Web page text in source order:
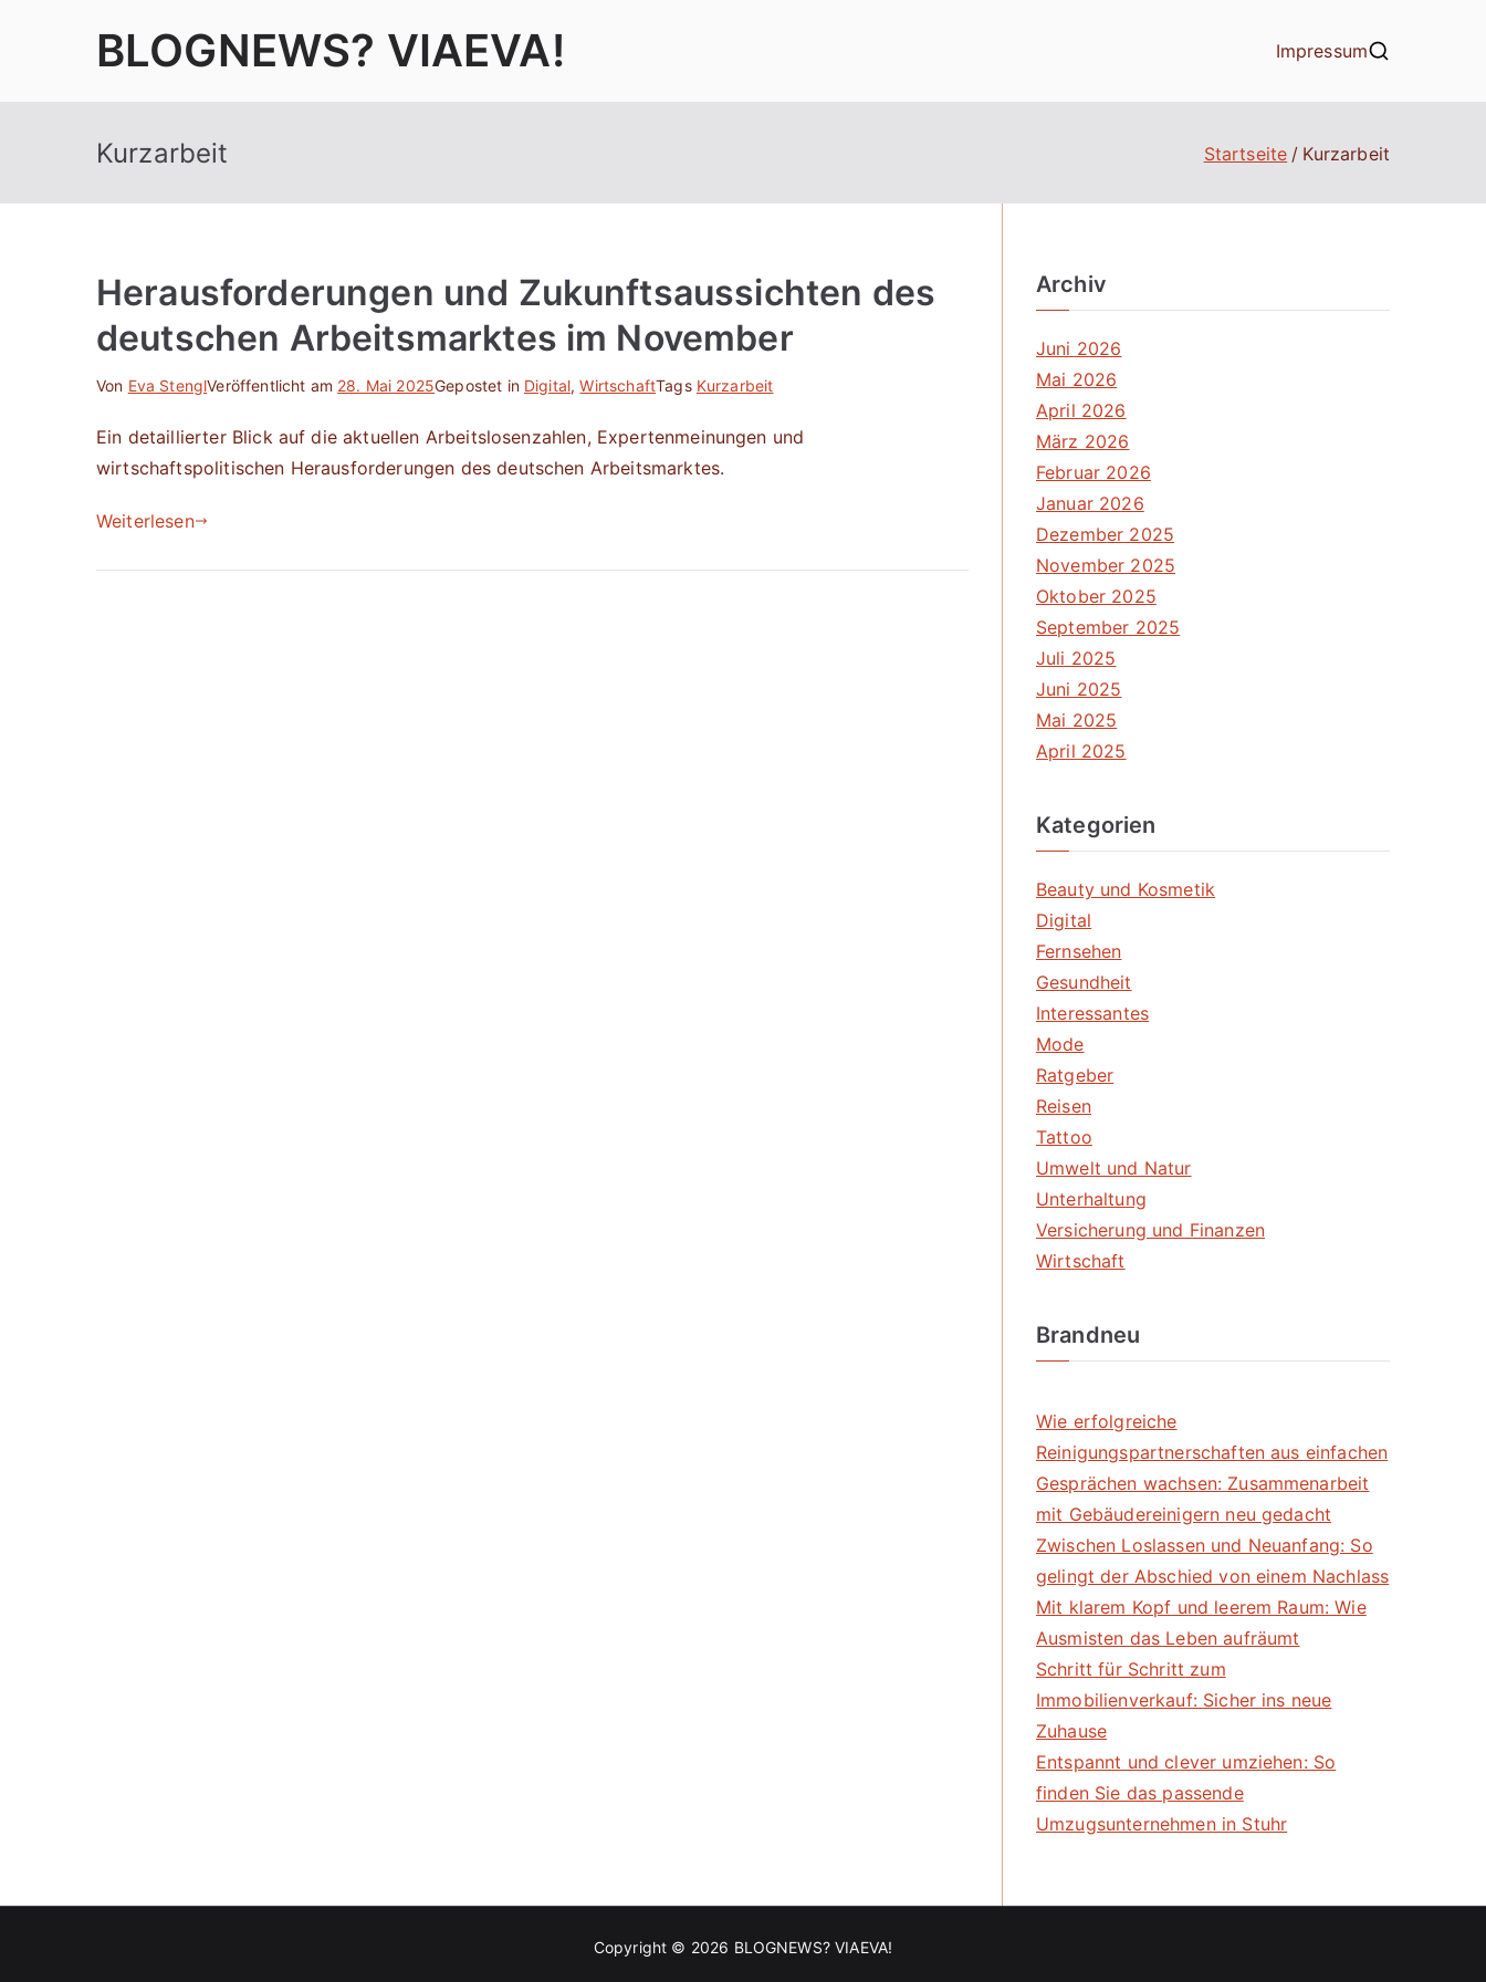
BLOGNEWS? VIAEVA! Impressum
Kurzarbeit Startseite Kurzarbeit
Herausforderungen und Zukunftsaussichten des
deutschen Arbeitsmarktes im November
Von Eva StenglVeröffentlicht am 28. Mai 2025Gepostet in Digital,WirtschaftTags Kurzarbeit
Ein detaillierter Blick auf die aktuellen Arbeitslosenzahlen, Expertenmeinungen und
wirtschaftspolitischen Herausforderungen des deutschen Arbeitsmarktes.
Weiterlesen
Archiv
Juni 2026
Mai 2026
April 2026
März 2026
Februar 2026
Januar 2026
Dezember 2025
November 2025
Oktober 2025
September 2025
Juli 2025
Juni 2025
Mai 2025
April 2025
Kategorien
Beauty und Kosmetik
Digital
Fernsehen
Gesundheit
Interessantes
Mode
Ratgeber
Reisen
Tattoo
Umwelt und Natur
Unterhaltung
Versicherung und Finanzen
Wirtschaft
Brandneu
Wie erfolgreiche
Reinigungspartnerschaften aus einfachen
Gesprächen wachsen: Zusammenarbeit
mit Gebäudereinigern neu gedacht
Zwischen Loslassen und Neuanfang: So
gelingt der Abschied von einem Nachlass
Mit klarem Kopf und leerem Raum: Wie
Ausmisten das Leben aufräumt
Schritt für Schritt zum
Immobilienverkauf: Sicher ins neue
Zuhause
Entspannt und clever umziehen: So
finden Sie das passende
Umzugsunternehmen in Stuhr
Copyright © 2026 BLOGNEWS? VIAEVA!